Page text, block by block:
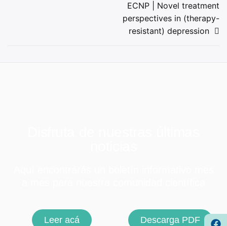
ECNP | Novel treatment
perspectives in (therapy-
resistant) depression
Leer acá Descarga PDF